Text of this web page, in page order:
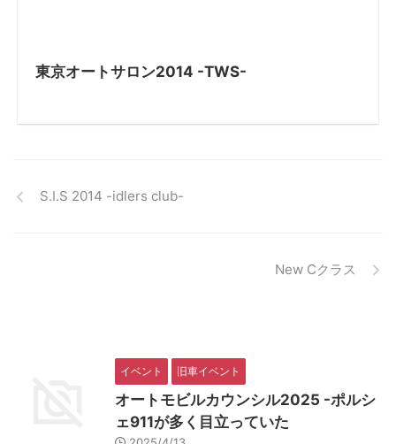
東京オートサロン2014 -TWS-
S.I.S 2014 -idlers club-
New Cクラス
イベント 旧車イベント
オートモビルカウンシル2025 -ポルシ
ェ911が多く目立っていた